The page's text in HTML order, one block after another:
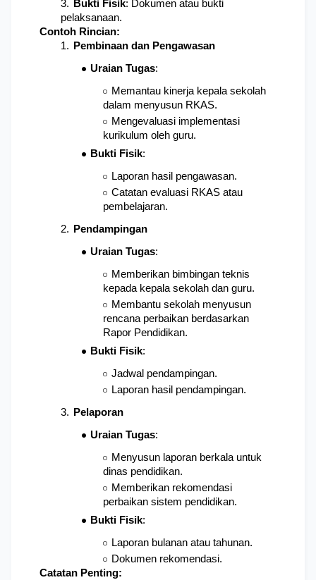
Bukti Fisik: Dokumen atau bukti
pelaksanaan.
Contoh Rincian:
Pembinaan dan Pengawasan
Uraian Tugas:
Memantau kinerja kepala sekolah
dalam menyusun RKAS.
Mengevaluasi implementasi
kurikulum oleh guru.
Bukti Fisik:
Laporan hasil pengawasan.
Catatan evaluasi RKAS atau
pembelajaran.
Pendampingan
Uraian Tugas:
Memberikan bimbingan teknis
kepada kepala sekolah dan guru.
Membantu sekolah menyusun
rencana perbaikan berdasarkan
Rapor Pendidikan.
Bukti Fisik:
Jadwal pendampingan.
Laporan hasil pendampingan.
Pelaporan
Uraian Tugas:
Menyusun laporan berkala untuk
dinas pendidikan.
Memberikan rekomendasi
perbaikan sistem pendidikan.
Bukti Fisik:
Laporan bulanan atau tahunan.
Dokumen rekomendasi.
Catatan Penting: